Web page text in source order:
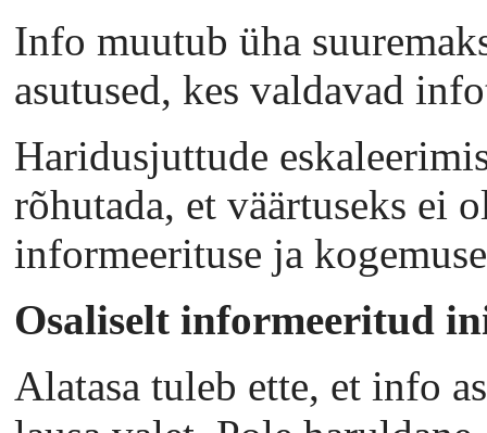
Info muutub üha
asutused, kes valdavad
Haridusjuttude
rõhutada, et väärtuseks ei
informeerituse ja
Osaliselt informeeritud
Alatasa tuleb ette, et info